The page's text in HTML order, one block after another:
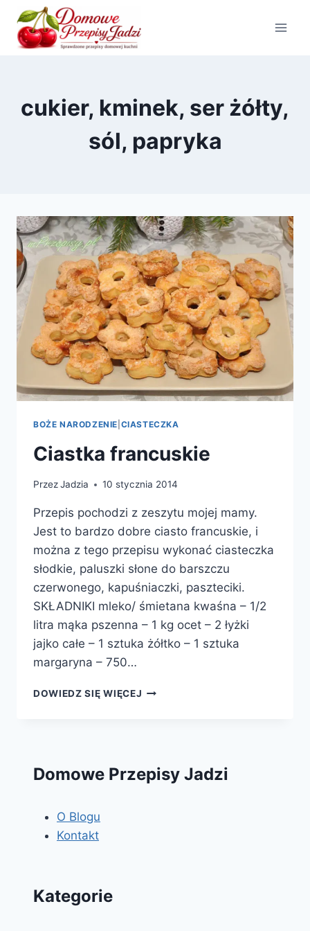
Przejdź
treści
cukier, kminek, ser żółty,
sól, papryka
BOŻE NARODZENIE CIASTECZKA
Ciastka francuskie
PrzezJadzia 10 stycznia 2014
Przepis pochodzi z zeszytu mojej mamy.
Jest to bardzo dobre ciasto francuskie, i
można z tego przepisu wykonać ciasteczka
słodkie, paluszki słone do barszczu
czerwonego, kapuśniaczki, paszteciki.
SKŁADNIKI mleko/ śmietana kwaśna – 1/2
litra mąka pszenna – 1 kg ocet – 2 łyżki
jajko całe – 1 sztuka żółtko – 1 sztuka
margaryna – 750…
DOWIEDZ SIĘ WIĘCEJ CIASTKA
Domowe Przepisy Jadzi
O Blogu
Kontakt
Kategorie